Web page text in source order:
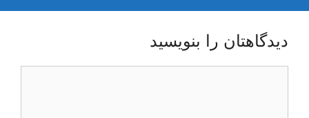
دیدگاهتان را بنویسید